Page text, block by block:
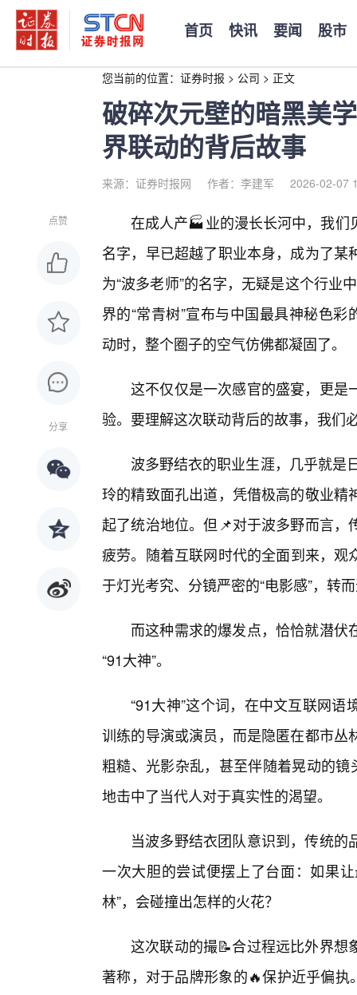
首页 快讯 要闻 股市
您当前的位置： 证券时报 > 公司 > 正文
破碎次元壁的暗黑美
界联动的背后故事
来源：证券时报网 作者：李建军 2026-02-07
点赞
分享
在成人产🏭业的漫长长河中，我们
名字，早已超越了职业本身，成为了
为“波多老师”的名字，无疑是这个行业
界的“常青树”宣布与中国最具神秘色
动时，整个圈子的空气仿佛都凝固了。
这不仅仅是一次感官的盛宴，更是
验。要理解这次联动背后的故事，我们
波多野结衣的职业生涯，几乎就是
玲的精致面孔出道，凭借极高的敬业
起了统治地位。但📌对于波多野而言
疲劳。随着互联网时代的全面到来，
于灯光考究、分镜严密的“电影感”，转
而这种需求的爆发点，恰恰就潜
“91大神”。
“91大神”这个词，在中文互联网
训练的导演或演员，而是隐匿在都市
粗糙、光影杂乱，甚至伴随着晃动的
地击中了当代人对于真实性的渴望。
当波多野结衣团队意识到，传统
一次大胆的尝试便摆上了台面：如果
林”，会碰撞出怎样的火花？
这次联动的撮📝合过程远比外界想
著称，对于品牌形象的🔥保护近乎偏执